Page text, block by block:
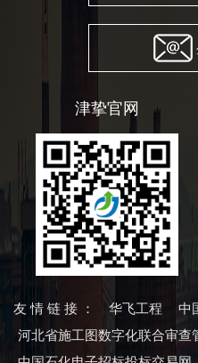
津挚官网
友情链接： 华飞工程 中
河北省施工图数字化联合审查